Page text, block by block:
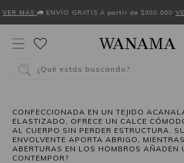
VER MÁS 🚛 ENVÍO GRATIS A partir de $300.000
¿Qué estás buscando?
CONFECCIONADA EN UN TEJIDO
ELASTIZADO, OFRECE UN CALCE
AL CUERPO SIN PERDER ESTRUCTURA.
ENVOLVENTE APORTA ABRIGO,
ABERTURAS EN LOS HOMBROS AÑADEN
CONTEMPOR?